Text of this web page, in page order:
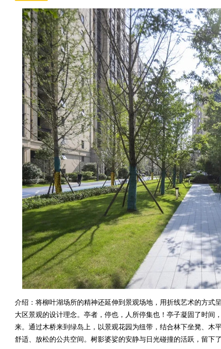
介绍：将柳叶湖场所的精神还延伸到景观场地，用折线艺术的方式
大区景观的设计理念。亭者，停也，人所停集也！亭子凝固了时
来。通过木桥来到绿岛上，以景观花园为纽带，结合林下坐凳、木
舒适、放松的公共空间。树影婆娑的安静与日光碰撞的活跃，留下